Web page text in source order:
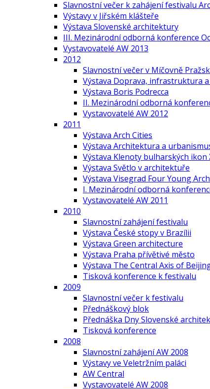
Slavnostní večer k zahájení festivalu
Výstavy v Jiřském klášteře
Výstava Slovenské architektury
III. Mezinárodní odborná konference
Vystavovatelé AW 2013
2012
Slavnostní večer v Míčovně
Výstava Doprava, infrastruktura
Výstava Boris Podrecca
II. Mezinárodní odborná
Vystavovatelé AW 2012
2011
Výstava Arch Cities
Výstava Architektura a
Výstava Klenoty bulharských ikon
Výstava Světlo v architektuře
Výstava Visegrad Four Young
I. Mezinárodní odborná
Vystavovatelé AW 2011
2010
Slavnostní zahájení festivalu
Výstava České stopy v Brazílii
Výstava Green architecture
Výstava Praha přívětivé město
Výstava The Central Axis of
Tisková konference k festivalu
2009
Slavnostní večer k festivalu
Přednáškový blok
Přednáška Dny Slovenské
Tisková konference
2008
Slavnostní zahájení AW 2008
Výstavy ve Veletržním paláci
AW Central
Vystavovatelé AW 2008